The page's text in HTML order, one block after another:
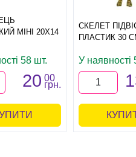
МІНІ 20Х14
58 шт.
20 00
грн.
СКЕЛЕТ
ПЛАСТИК 30
У наявності